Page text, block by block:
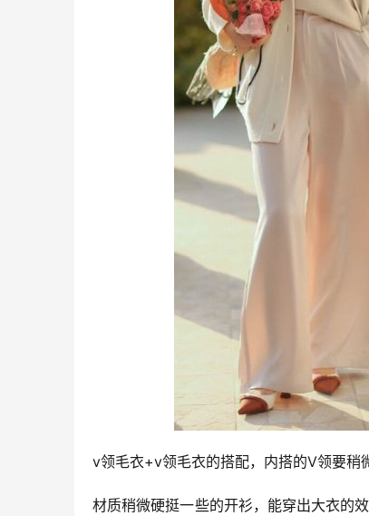
v领毛衣+v领毛衣的搭配，内搭的V领要稍
材质稍微硬挺一些的开衫，能穿出大衣的